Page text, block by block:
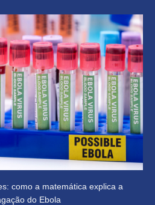
como a matemática explica a
do Ebola